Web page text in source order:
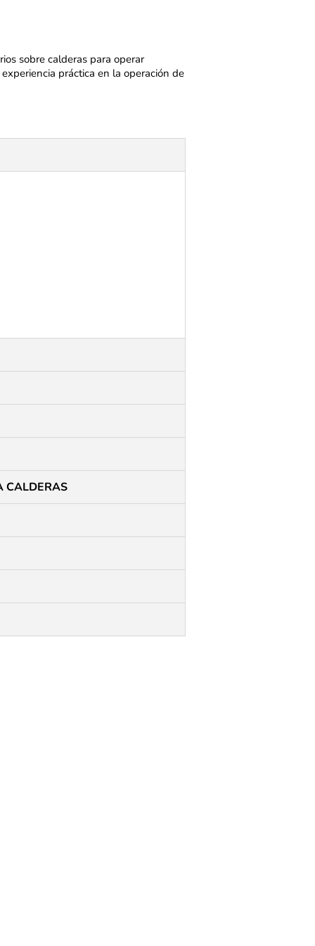
sobre calderas para operar
práctica en la operación de
CALDERAS